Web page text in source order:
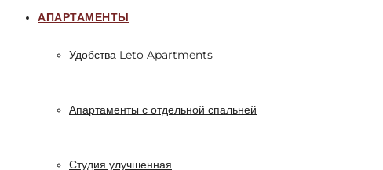
АПАРТАМЕНТЫ
Удобства Leto Apartments
Апартаменты с отдельной спальней
Студия улучшенная